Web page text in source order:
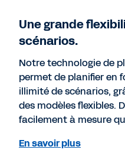
Une grande
scénarios.
Notre technologie de
permet de planifier en
illimité de scénarios,
des modèles flexibles.
facilement à mesure
En savoir plus